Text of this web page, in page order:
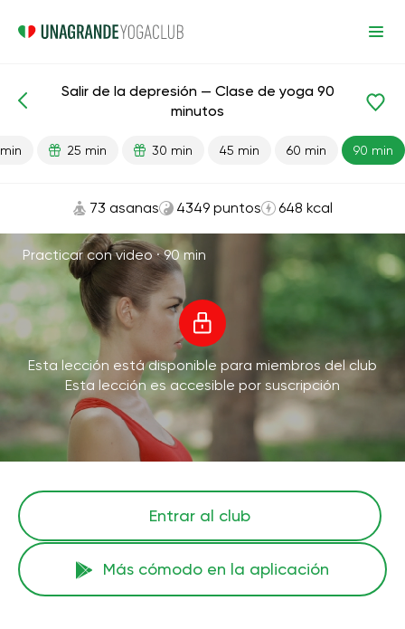
Lecciones preparadas Depresión
Salir de la depresión — Clase de yoga 90
minutos
25 min 30 min 45 min 60 min 90 min
73 asanas 4349 puntos 648 kcal
Practicar con video ·90 min
Esta lección está disponible para miembros del club
Esta lección es accesible por suscripción
Entrar al club
Más cómodo en la aplicación